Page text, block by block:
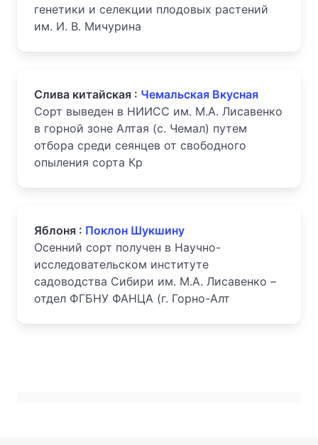
генетики и селекции плодовых растений
им. И. В. Мичурина
Слива китайская : Чемальская Вкусная
Сорт выведен в НИИСС им. М.А. Лисавенко
в горной зоне Алтая (с. Чемал) путем
отбора среди сеянцев от свободного
опыления сорта Кр
Яблоня : Поклон Шукшину
Осенний сорт получен в Научно-
исследовательском институте
садоводства Сибири им. М.А. Лисавенко –
отдел ФГБНУ ФАНЦА (г. Горно-Алт